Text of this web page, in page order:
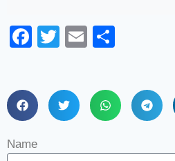
Facebook
TwitterEmail
Name